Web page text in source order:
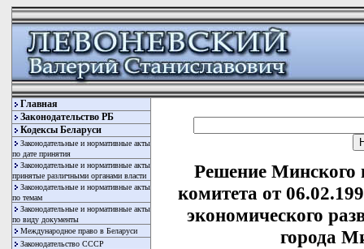
Главная
Законодательство РБ
Кодексы Беларуси
Законодательные и нормативные акты
по дате принятия
Законодательные и нормативные акты
принятые различными органами власти
Законодательные и нормативные акты
по темам
Законодательные и нормативные акты
по виду документы
Международное право в Беларуси
Законодательство СССР
Решение Минского
комитета от
экономического
города